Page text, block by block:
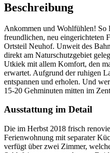
Beschreibung
Ankommen und Wohlfühlen! So
freundlichen, neu eingerichteten
Ortsteil Neuhof. Unweit des
direkt am Naturschutzgebiet
Utkiek mit allem Komfort, den
erwartet. Aufgrund der ruhigen
entspannen und erholen. Und
15-20 Gehminuten mitten im
Ausstattung im Detail
Die im Herbst 2018 frisch
Ferienwohnung mit separater
verfügt über zwei Zimmer,